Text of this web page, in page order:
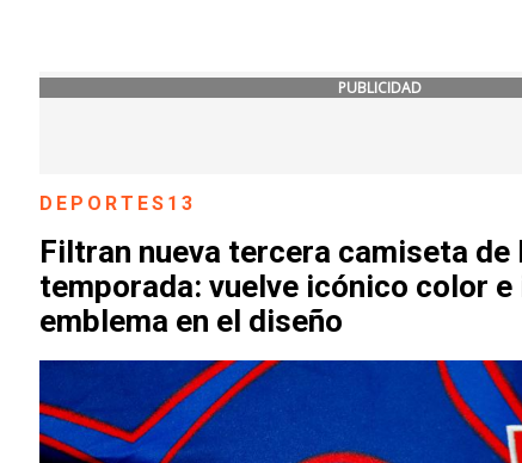
PUBLICIDAD
DEPORTES13
Filtran nueva tercera camiseta de
temporada: vuelve icónico color
emblema en el diseño